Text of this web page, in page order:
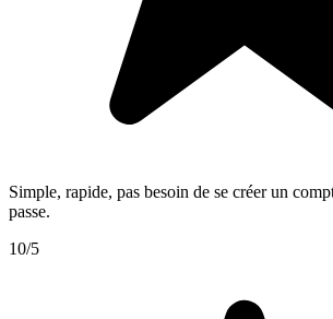
Simple, rapide, pas besoin de se créer un
passe.
10/5